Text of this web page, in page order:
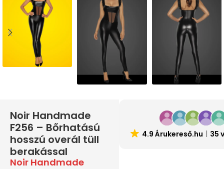
Noir Handmade
F256 – Bőrhatású
hosszú overál tüll
berakással
Noir Handmade
4.9 Árukereső.hu 35